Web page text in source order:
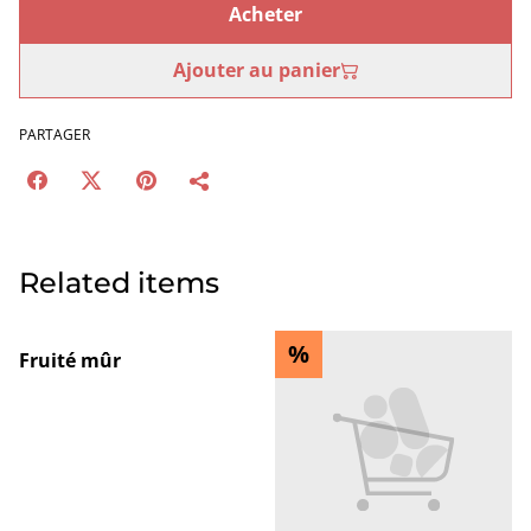
Acheter
Ajouter au panier
PARTAGER
Related items
Fruité mûr %